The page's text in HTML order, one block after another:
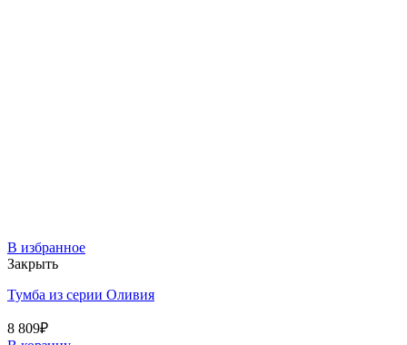
В избранное
Закрыть
Тумба из серии Оливия
8 809₽